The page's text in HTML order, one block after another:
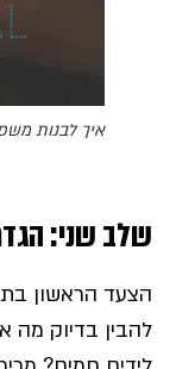
איך לבנות
שלב שני:
הצעד הראשון
להבין בדיוק